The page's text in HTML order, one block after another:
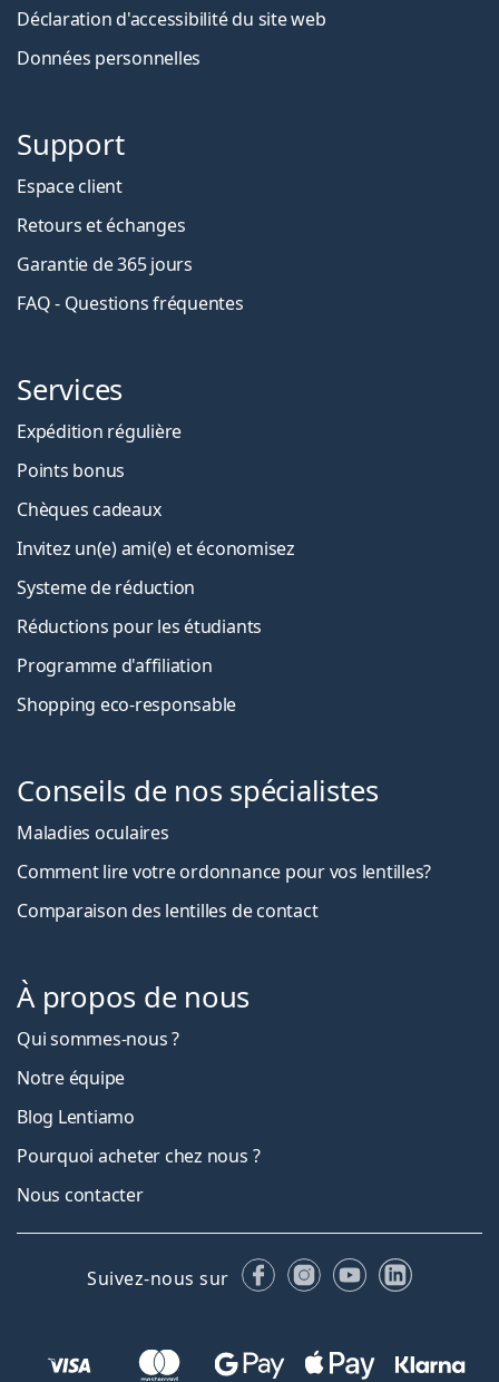
Déclaration d'accessibilité du site web
Données personnelles
Support
Espace client
Retours et échanges
Garantie de 365 jours
FAQ - Questions fréquentes
Services
Expédition régulière
Points bonus
Chèques cadeaux
Invitez un(e) ami(e) et économisez
Systeme de réduction
Réductions pour les étudiants
Programme d'affiliation
Shopping eco-responsable
Conseils de nos spécialistes
Maladies oculaires
Comment lire votre ordonnance pour vos lentilles?
Comparaison des lentilles de contact
À propos de nous
Qui sommes-nous ?
Notre équipe
Blog Lentiamo
Pourquoi acheter chez nous ?
Nous contacter
Suivez-nous sur FacebookInstagram
YouTubeLinkedIn